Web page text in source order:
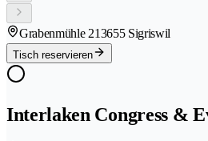
Grabenmühle 213655 Sigriswil
Tisch reservieren
Interlaken Congress &